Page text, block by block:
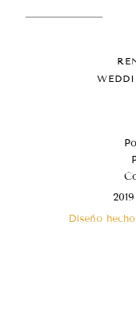
Diseño